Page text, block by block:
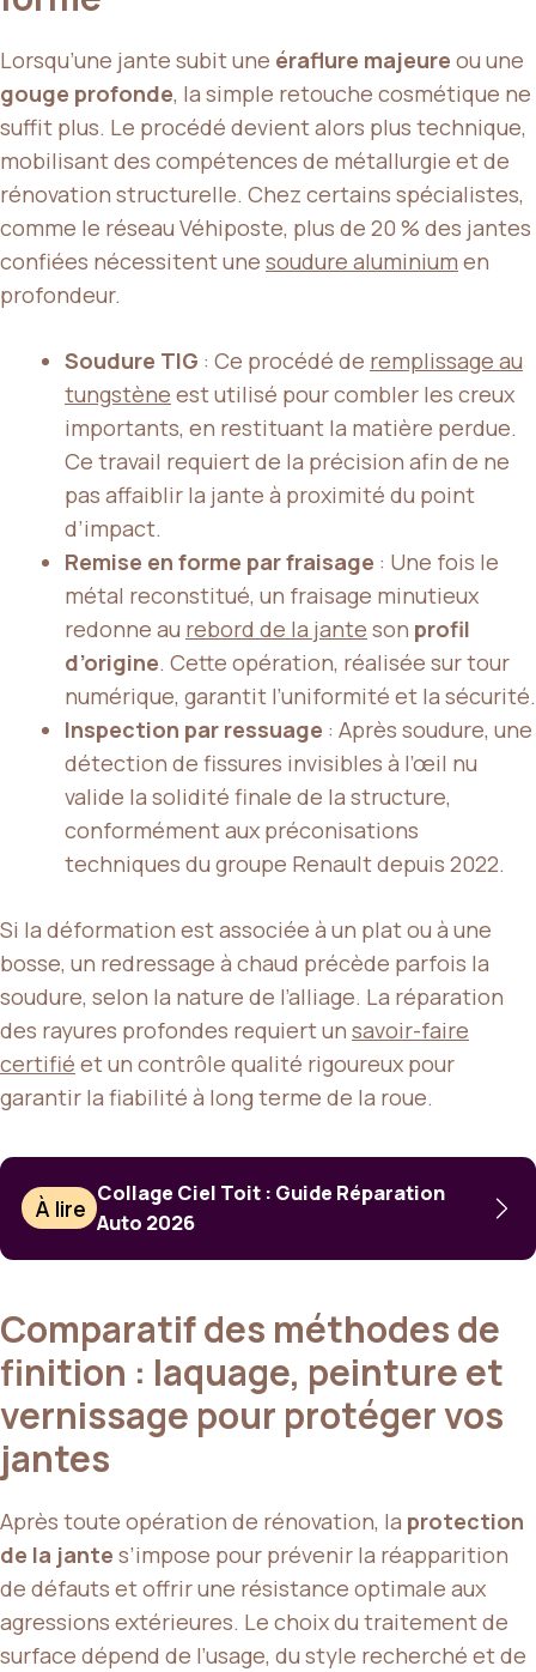
Lorsqu’une jante subit une éraflure majeure ou une
gouge profonde, la simple retouche cosmétique ne
suffit plus. Le procédé devient alors plus technique,
mobilisant des compétences de métallurgie et de
rénovation structurelle. Chez certains spécialistes,
comme le réseau Véhiposte, plus de 20 % des jantes
confiées nécessitent une soudure aluminium en
profondeur.
Soudure TIG : Ce procédé de remplissage au
tungstène est utilisé pour combler les creux
importants, en restituant la matière perdue.
Ce travail requiert de la précision afin de ne
pas affaiblir la jante à proximité du point
d’impact.
Remise en forme par fraisage : Une fois le
métal reconstitué, un fraisage minutieux
redonne au rebord de la jante son profil
d’origine. Cette opération, réalisée sur tour
numérique, garantit l’uniformité et la sécurité.
Inspection par ressuage : Après soudure, une
détection de fissures invisibles à l’œil nu
valide la solidité finale de la structure,
conformément aux préconisations
techniques du groupe Renault depuis 2022.
Si la déformation est associée à un plat ou à une
bosse, un redressage à chaud précède parfois la
soudure, selon la nature de l’alliage. La réparation
des rayures profondes requiert un savoir-faire
certifié et un contrôle qualité rigoureux pour
garantir la fiabilité à long terme de la roue.
À lire
Collage Ciel Toit : Guide Réparation
Auto 2026
Comparatif des méthodes de
finition : laquage, peinture et
vernissage pour protéger vos
jantes
Après toute opération de rénovation, la protection
de la jante s’impose pour prévenir la réapparition
de défauts et offrir une résistance optimale aux
agressions extérieures. Le choix du traitement de
surface dépend de l’usage, du style recherché et de